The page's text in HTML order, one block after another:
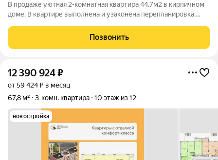
В продаже уютная 2-комнатная квартира 44.7м2 в кирпичном
доме. В квартире выполнена и узаконена перепланировка.
на застекленную лоджию. Просторная кухня гостиная 23.8 м2
на два окна, при
Позвонить
12 390 924₽
от 59 424 ₽ в месяц
67,8 м²
3-комн. квартира 10 этаж из 12
новостройка